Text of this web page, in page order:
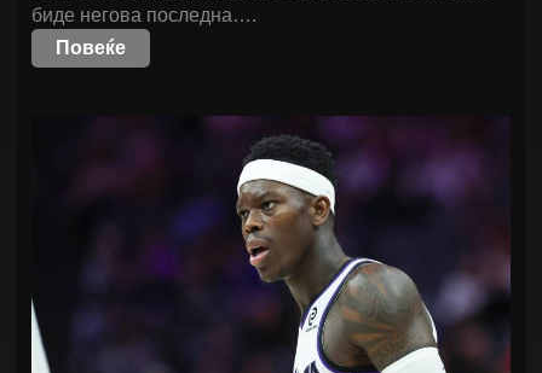
биде негова последна….
Повеќе